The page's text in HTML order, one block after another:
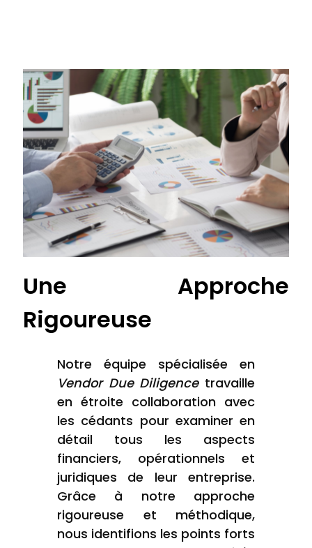
Une Approche
Rigoureuse
Notre équipe spécialisée en
Vendor Due Diligencetravaille
en étroite collaboration avec
les cédants pour examiner en
détail tous les aspects
financiers, opérationnels et
juridiques de leur entreprise.
Grâce à notre approche
rigoureuse et méthodique,
nous identifions les points forts